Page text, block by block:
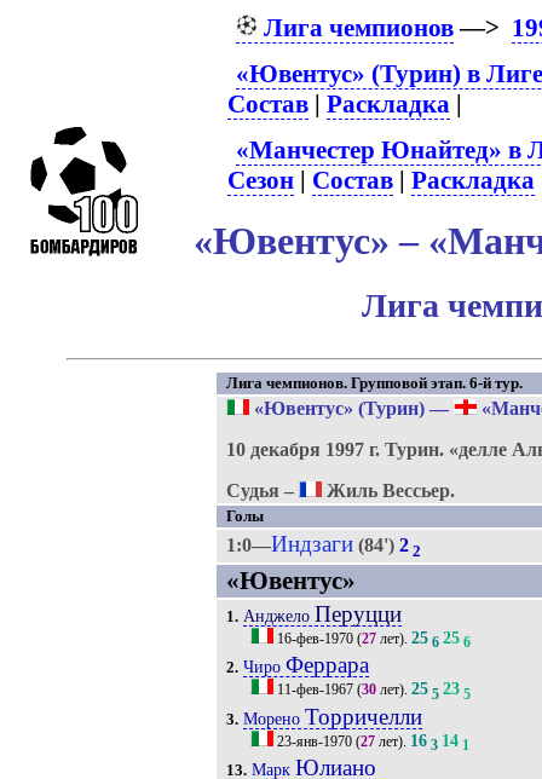
Лига чемпионов—>
«Ювентус» (Турин) в
Состав |Раскладка |
«Манчестер Юнайтед» в
Сезон | Состав |Раскладка
«Ювентус» –
Лига
Лига чемпионов. Групповой этап. 6-й тур.
«Ювентус» (Турин)—
10 декабря 1997 г. Турин. «делле
Судья –
Жиль Вессьер.
Голы
1:0—Индзаги(84') 2 2
«Ювентус»
1. Анджело Перуцци
16-фев-1970(27лет). 25 6 25 6
2. Чиро Феррара
11-фев-1967(30лет). 25 5 23 5
3. Морено Торричелли
23-янв-1970(27лет). 16 3 14 1
13. Марк Юлиано